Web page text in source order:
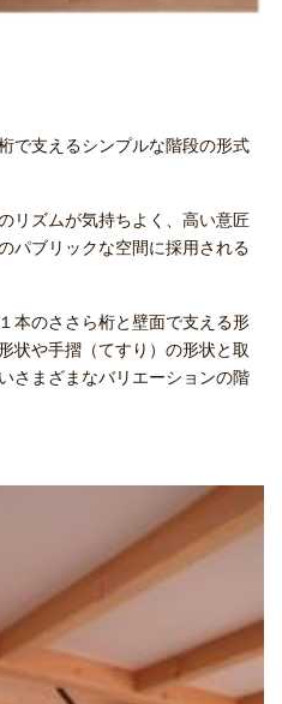
で支えるシンプルな階段の形式
リズムが気持ちよく、高い意匠
パブリックな空間に採用される
本のささら桁と壁面で支える形
状や手摺（てすり）の形状と取
さまざまなバリエーションの階